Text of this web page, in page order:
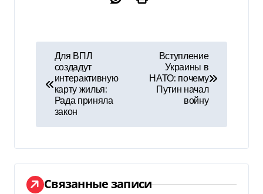
и
г
а
Для ВПЛ
создадут
интерактивную
карту жилья:
Рада приняла
закон
Вступление
Украины в
НАТО: почему
Путин начал
войну
Связанные записи